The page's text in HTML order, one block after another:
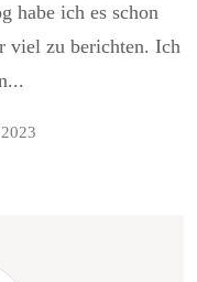
habe ich es schon
viel zu berichten. Ich